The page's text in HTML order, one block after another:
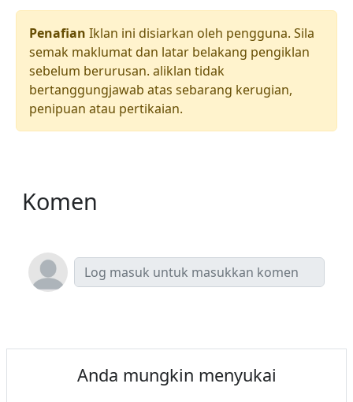
Penafian Iklan ini disiarkan oleh pengguna. Sila
semak maklumat dan latar belakang pengiklan
sebelum berurusan. aliklan tidak
bertanggungjawab atas sebarang kerugian,
penipuan atau pertikaian.
Komen
Anda mungkin menyukai